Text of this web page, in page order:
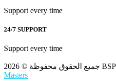
Support every time
24/7 SUPPORT
Support every time
Masters